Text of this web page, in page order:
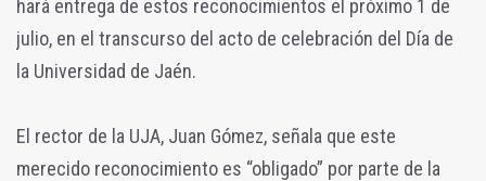
hará entrega de estos reconocimientos el próximo 1 de
julio, en el transcurso del acto de celebración del Día de
la Universidad de Jaén.
El rector de la UJA, Juan Gómez, señala que este
merecido reconocimiento es “obligado” por parte de la